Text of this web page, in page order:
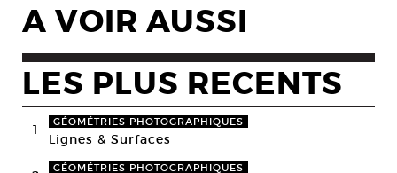
A VOIR AUSSI
LES PLUS RECENTS
1 GÉOMÉTRIES PHOTOGRAPHIQUES
Lignes & Surfaces
GÉOMÉTRIES PHOTOGRAPHIQUES